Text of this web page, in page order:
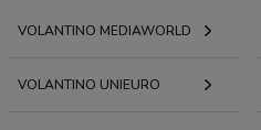
VOLANTINO MEDIAWORLD
VOLANTINO UNIEURO